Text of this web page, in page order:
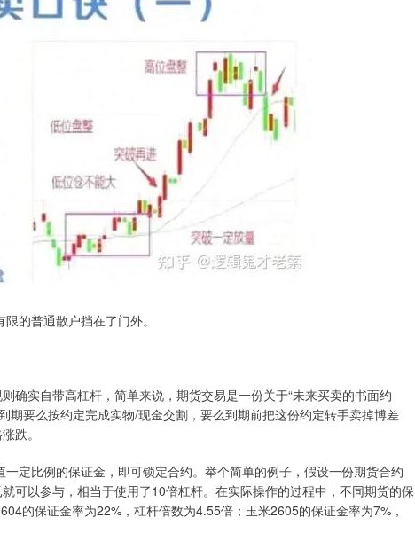
的普通散户挡在了门外。
确实自带高杠杆，简单来说，期货交易是一份关于“未来买卖的书面约
期要么按约定完成实物/现金交割，要么到期前把这份约定转手卖掉博差
跌。
定比例的保证金，即可锁定合约。举个简单的例子，假设一份期货合约
可以参与，相当于使用了10倍杠杆。在实际操作的过程中，不同期货的保
的保证金率为22%，杠杆倍数为4.55倍；玉米2605的保证金率为7%，